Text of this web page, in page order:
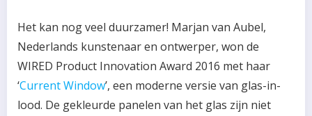
Het kan nog veel duurzamer! Marjan van Aubel,
Nederlands kunstenaar en ontwerper, won de
WIRED Product Innovation Award 2016 met haar
‘Current Window’, een moderne versie van glas-in-
lood. De gekleurde panelen van het glas zijn niet